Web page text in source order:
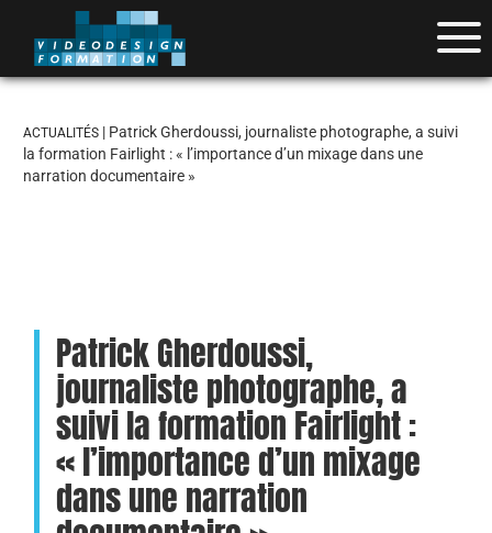
ACTUALITÉS | Patrick Gherdoussi, journaliste photographe, a suivi
la formation Fairlight : « l’importance d’un mixage dans une
narration documentaire »
Patrick Gherdoussi,
journaliste photographe, a
suivi la formation Fairlight :
« l’importance d’un mixage
dans une narration